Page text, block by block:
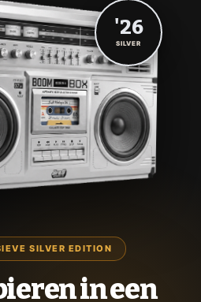
SILVER EDITION
in een
'26
SILVER